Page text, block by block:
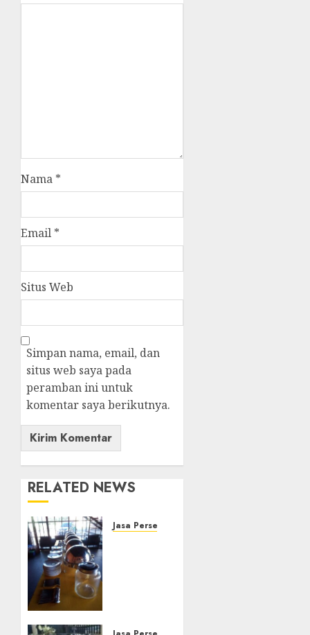
Nama *
Email *
Situs Web
Simpan nama, email, dan
situs web saya pada
peramban ini untuk
komentar saya berikutnya.
RELATED NEWS
Jasa Persewaan Alat Catering